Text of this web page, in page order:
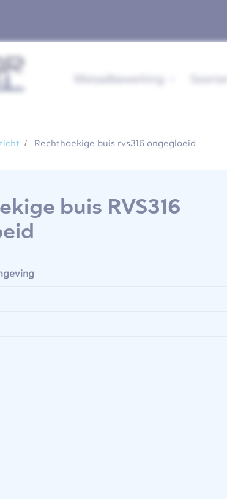
Rechthoekige buis rvs316 ongegloeid
buis RVS316